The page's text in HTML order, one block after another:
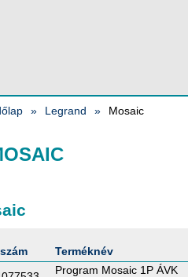
Legrand Mosaic
Terméknév
Program Mosaic 1P ÁVK